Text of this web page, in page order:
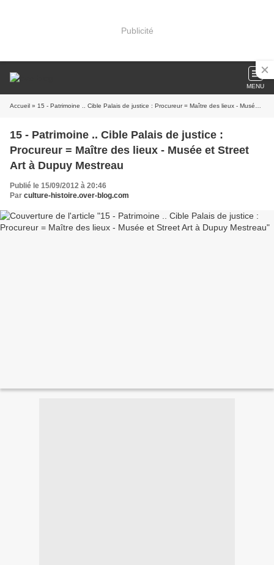
Publicité
MENU
Accueil » 15 - Patrimoine .. Cible Palais de justice : Procureur = Maître des lieux - Musée et Street Art à Dupuy Mestreau
15 - Patrimoine .. Cible Palais de justice :
Procureur = Maître des lieux - Musée et Street
Art à Dupuy Mestreau
Publié le 15/09/2012 à 20:46
Par culture-histoire.over-blog.com